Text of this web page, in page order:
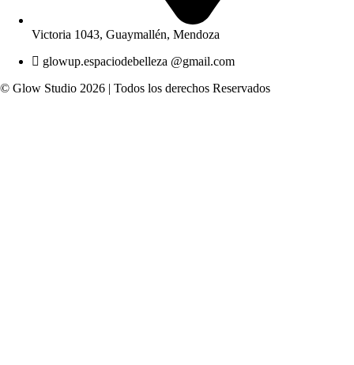
Victoria 1043, Guaymallén, Mendoza
glowup.espaciodebelleza @gmail.com
© Glow Studio 2026 | Todos los derechos Reservados